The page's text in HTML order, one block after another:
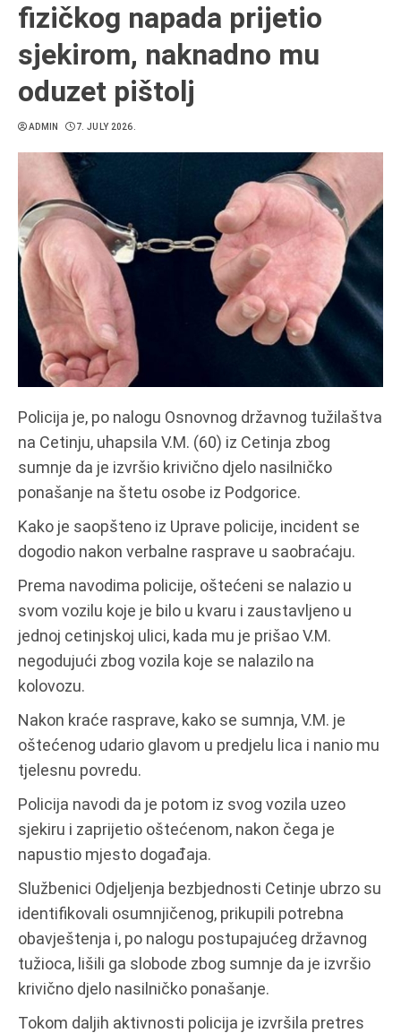
fizičkog napada prijetio
sjekirom, naknadno mu
oduzet pištolj
ADMIN 7. JULY 2026.
Policija je, po nalogu Osnovnog državnog tužilaštva
na Cetinju, uhapsila V.M. (60) iz Cetinja zbog
sumnje da je izvršio krivično djelo nasilničko
ponašanje na štetu osobe iz Podgorice.
Kako je saopšteno iz Uprave policije, incident se
dogodio nakon verbalne rasprave u saobraćaju.
Prema navodima policije, oštećeni se nalazio u
svom vozilu koje je bilo u kvaru i zaustavljeno u
jednoj cetinjskoj ulici, kada mu je prišao V.M.
negodujući zbog vozila koje se nalazilo na
kolovozu.
Nakon kraće rasprave, kako se sumnja, V.M. je
oštećenog udario glavom u predjelu lica i nanio mu
tjelesnu povredu.
Policija navodi da je potom iz svog vozila uzeo
sjekiru i zaprijetio oštećenom, nakon čega je
napustio mjesto događaja.
Službenici Odjeljenja bezbjednosti Cetinje ubrzo su
identifikovali osumnjičenog, prikupili potrebna
obavještenja i, po nalogu postupajućeg državnog
tužioca, lišili ga slobode zbog sumnje da je izvršio
krivično djelo nasilničko ponašanje.
Tokom daljih aktivnosti policija je izvršila pretres